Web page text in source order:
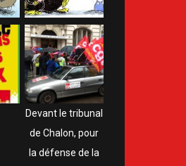
Devant le tribunal
de Chalon, pour
la défense de la